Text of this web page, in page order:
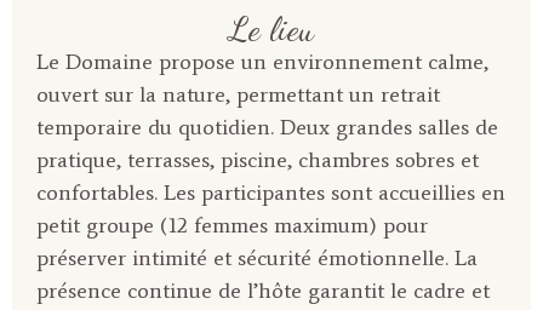
Le lieu
Le Domaine propose un environnement calme,
ouvert sur la nature, permettant un retrait
temporaire du quotidien. Deux grandes salles de
pratique, terrasses, piscine, chambres sobres et
confortables. Les participantes sont accueillies en
petit groupe (12 femmes maximum) pour
préserver intimité et sécurité émotionnelle. La
présence continue de l’hôte garantit le cadre et